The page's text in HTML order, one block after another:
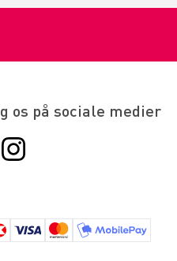
os på sociale medier